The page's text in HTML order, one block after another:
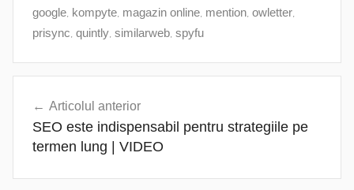
google, kompyte, magazin online, mention, owletter,
prisync, quintly, similarweb, spyfu
articole
Articolul anterior
SEO este indispensabil pentru strategiile pe
termen lung | VIDEO